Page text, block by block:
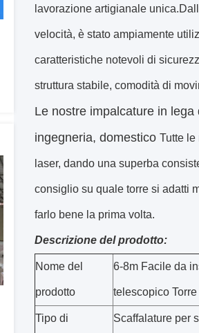
lavorazione artigianale
velocità, è stato ampiamente
caratteristiche notevoli di
struttura stabile, comodità di
Le nostre impalcature in
ingegneria, domestico Tutte le
laser, dando una superba
consiglio su quale torre si adatti
farlo bene la prima volta.
Descrizione del prodotto:
Nome del
prodotto
6-8m Facile da
telescopico
Tipo di Scaffalature per